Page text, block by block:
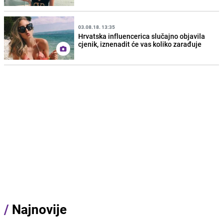
03.08.18. 13:35
Hrvatska influencerica slučajno objavila
cjenik, iznenadit će vas koliko zarađuje
/ Najnovije